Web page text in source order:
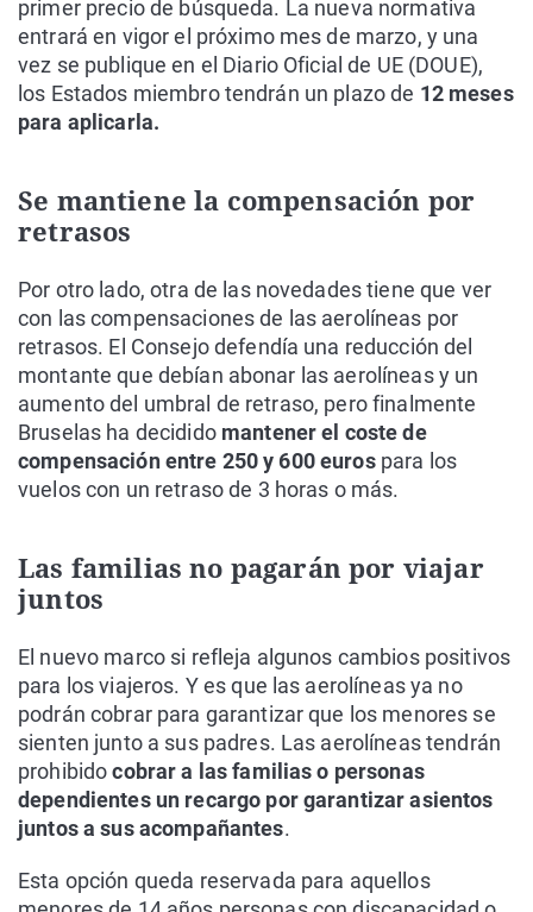
primer precio de búsqueda. La nueva normativa
entrará en vigor el próximo mes de marzo, y una
vez se publique en el Diario Oficial de UE (DOUE),
los Estados miembro tendrán un plazo de 12 meses
para aplicarla.
Se mantiene la compensación por
retrasos
Por otro lado, otra de las novedades tiene que ver
con las compensaciones de las aerolíneas por
retrasos. El Consejo defendía una reducción del
montante que debían abonar las aerolíneas y un
aumento del umbral de retraso, pero finalmente
Bruselas ha decidido mantener el coste de
compensación entre 250 y 600 eurospara los
vuelos con un retraso de 3 horas o más.
Las familias no pagarán por viajar
juntos
El nuevo marco si refleja algunos cambios positivos
para los viajeros. Y es que las aerolíneas ya no
podrán cobrar para garantizar que los menores se
sienten junto a sus padres. Las aerolíneas tendrán
prohibidocobrar a las familias o personas
dependientes un recargo por garantizar asientos
juntos a sus acompañantes.
Esta opción queda reservada para aquellos